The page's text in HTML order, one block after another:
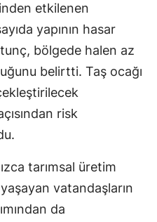
etkilenen
yapının hasar
bölgede halen az
belirtti. Taş ocağı
risk
tarımsal üretim
vatandaşların
da